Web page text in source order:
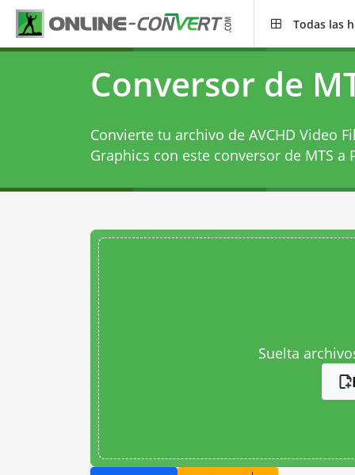
Todas las
Conversor de
Convierte tu archivo de AVCHD Video
Graphics con este conversor de MTS a
Suelta